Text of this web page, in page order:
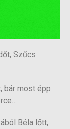
Szűcs
bár most épp
Béla lőtt,